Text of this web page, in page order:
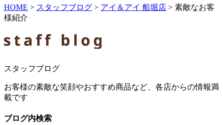
HOME > スタッフブログ > アイ＆アイ 船堀店 > 素敵なお客
様紹介
スタッフブログ
お客様の素敵な笑顔やおすすめ商品など、各店からの情報満
載です
ブログ内検索